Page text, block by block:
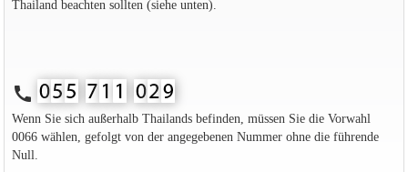
Thailand beachten sollten (siehe unten).
call
Wenn Sie sich außerhalb Thailands befinden, müssen Sie die Vorwahl
0066 wählen, gefolgt von der angegebenen Nummer ohne die führende
Null.